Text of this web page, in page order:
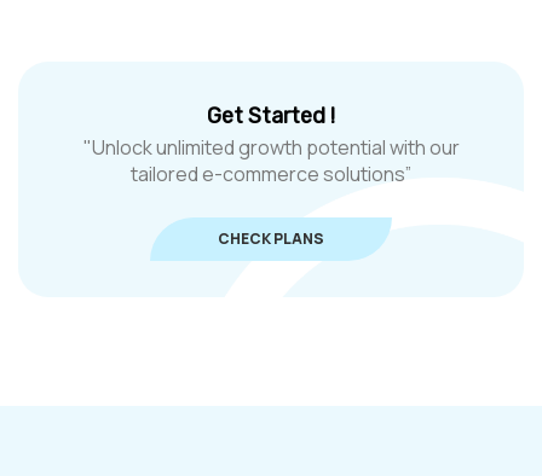
Get Started !
"Unlock unlimited growth potential with our
tailored e-commerce solutions”
CHECK PLANS